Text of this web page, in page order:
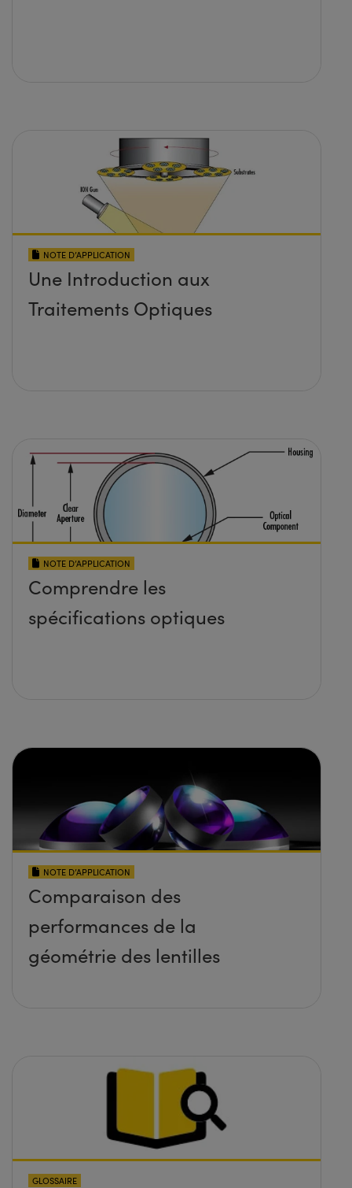
NOTE D’APPLICATION
Une Introduction aux
Traitements Optiques
NOTE D’APPLICATION
Comprendre les
spécifications optiques
NOTE D’APPLICATION
Comparaison des
performances de la
géométrie des lentilles
GLOSSAIRE